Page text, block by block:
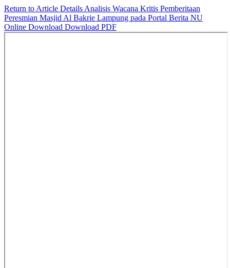
Return to Article Details Analisis Wacana Kritis Pemberitaan
Peresmian Masjid Al Bakrie Lampung pada Portal Berita NU
Online Download Download PDF